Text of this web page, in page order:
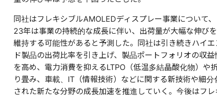
同社はフレキシブルAMOLEDディスプレー事業について、
23年は事業の持続的な成長に伴い、出荷量が大幅な伸びを
維持する可能性があると予測した。同社は引き続きハイエ
ド製品の出荷比率を引き上げ、製品ポートフォリオの収益
を高め、電力消費を抑えるLTPO（低温多結晶酸化物）や
り畳み、車載、IT（情報技術）などに関する新技術や細分
された新たな分野の成長加速を推進していく。今後はフレ